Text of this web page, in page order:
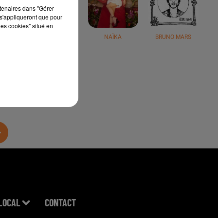
NAÏKA BRUNO MARS
CONTACT
dans "Gérer
que pour
cookies" situé en